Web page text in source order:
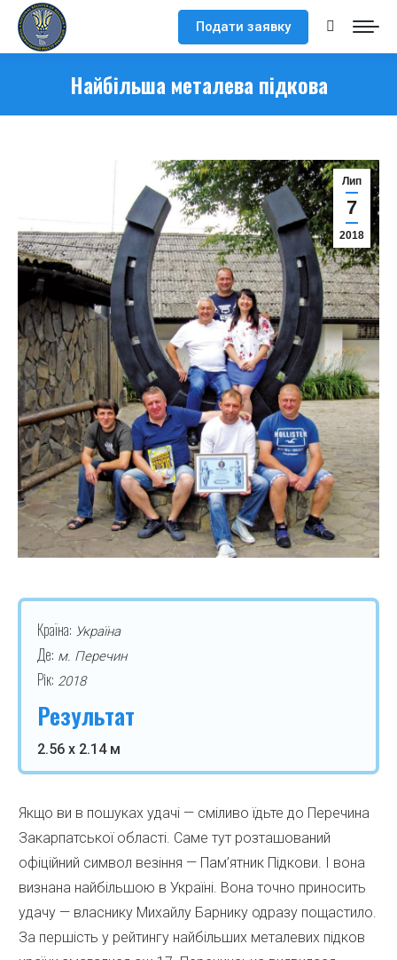
Подати заявку Search:
Найбільша металева підкова
Лип
7
2018
Країна: Україна
Де: м. Перечин
Рік: 2018
Результат
2.56 х 2.14 м
Якщо ви в пошуках удачі — сміливо їдьте до Перечина
Закарпатської області. Саме тут розташований
офіційний символ везіння — Пам’ятник Підкови. І вона
визнана найбільшою в Україні. Вона точно приносить
удачу — власнику Михайлу Барнику одразу пощастило.
За першість у рейтингу найбільших металевих підков